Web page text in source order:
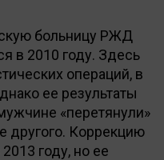
больницу РЖД
в 2010 году. Здесь
операций, в
ее результаты
«перетянули»
другого. Коррекцию
году, но ее